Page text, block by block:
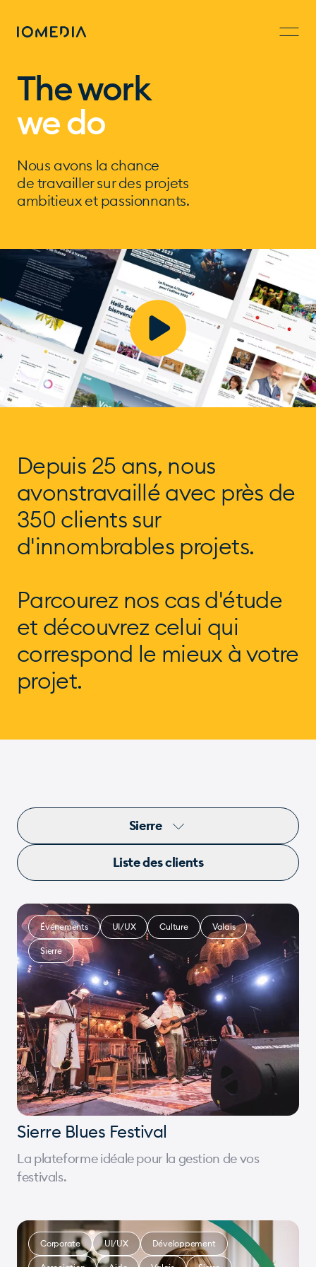
The work
we do
Nous avons la chance
de travailler sur des projets
ambitieux et passionnants.
Depuis 25 ans, nous
avonstravaillé avec près de
350 clientssur
d'innombrables projets.
Parcourez nos cas d'étude
et découvrez celui qui
correspond le mieux à votre
projet.
Sierre
Liste des clients
Sierre Blues Festival
La plateforme idéale pour la gestion de vos
festivals.
Événements UI/UX Culture Valais
Sierre
Corporate UI/UX Développement